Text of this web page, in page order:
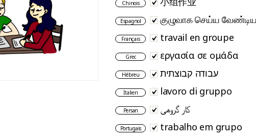
Chinois
Espagnol குழுவாக செய்ய
Français travail en groupe
Grec εργασία σε ομάδα
Hébreu עבודה קבוצתית
Italien lavoro di gruppo
Persan کار گروهی
Portugais trabalho em grupo